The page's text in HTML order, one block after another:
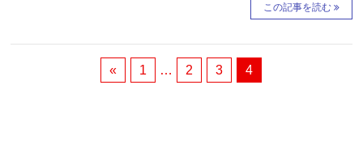
この記事を読む
« 1 … 2 3 4